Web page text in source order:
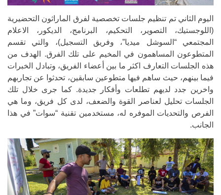
اليوم الثاني تم تنظيم جلسات تخصصية لفرق الماراثون التحضيرية
(اللوجستيك، التصوير، التحكيم، البرنامج، الديكور، الاعلام
المجتمعي “السوشل ميديا”، وفريق التسجيل)، والتي تقسم
المتطوعون المساهمون في المخيم على تلك الفرق. الهدف من
هذه الجلسات التعارف اكثر ما بين أعضاء الفريق، وتبادل الخبرات
فيما بينهم، حيث ساهم فيها متطوعين سابقين، تحدثوا عن تجاربهم
واخرين جدد لديهم تطلعات وأفكار جديدة. كما جرى خلال تلك
الجلسات تحليل لعناصر القوة والضعف، لدى كل فريق، وما هي
الفرص والتحديات الموفره له، مستخدمين تقنية “سوات” في هذا
الجانب.